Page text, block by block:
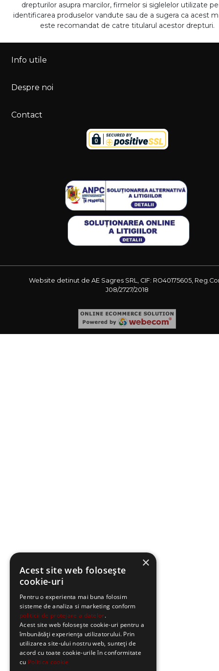
drepturilor asupra marcilor, firmelor si siglelelor utilizate
identificarea produselor vandute sau de a sugera ca acest
este recomandat de catre titularul acestor drepturi.
Info utile
Despre noi
Contact
Website detinut de AE Sagres SRL, CIF: RO40175605,
J08/2727/2018
×
Acest site web folosește
cookie-uri
Pentru o experienta mai buna folosim
sisteme de analiza si marketing conform
politicii de protejare a datelor.
Acest site web folosește cookie-uri pentru a
îmbunătăți experiența utilizatorului. Prin
utilizarea site-ului nostru web, sunteți de
acord cu toate cookie-urile în conformitate
cu Politica cookie